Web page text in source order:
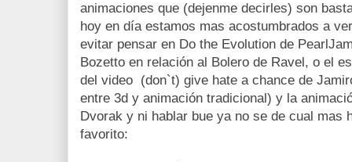
animaciones que (dejenme decirles) son
hoy en día estamos mas acostumbrados a
evitar pensar en Do the Evolution de
Bozetto en relación al Bolero de Ravel, o el
del video (don`t) give hate a chance de
entre 3d y animación tradicional) y la
Dvorak y ni hablar bue ya no se de cual mas
favorito: